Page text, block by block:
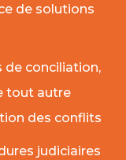
de solutions
de conciliation,
tout autre
des conflits
judiciaires